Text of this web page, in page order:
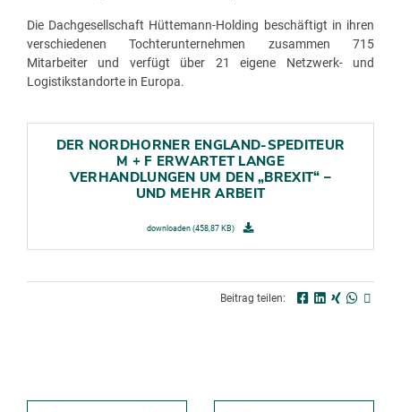
Die Dachgesellschaft Hüttemann-Holding beschäftigt in ihren
verschiedenen Tochterunternehmen zusammen 715
Mitarbeiter und verfügt über 21 eigene Netzwerk- und
Logistikstandorte in Europa.
DER NORDHORNER ENGLAND-SPEDITEUR
M + F ERWARTET LANGE
VERHANDLUNGEN UM DEN „BREXIT“ –
UND MEHR ARBEIT
downloaden (458,87 KB)
Beitrag teilen: